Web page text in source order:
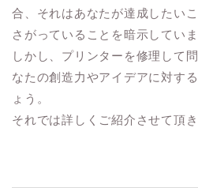
合、それはあなたが達成したい
さがっていることを暗示していま
しかし、プリンターを修理して
なたの創造力やアイデアに対す
ょう。
それでは詳しくご紹介させて頂き